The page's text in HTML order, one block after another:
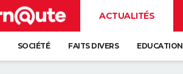
ACTUALITÉS
SOCIÉTÉ FAITS DIVERS EDUCATION